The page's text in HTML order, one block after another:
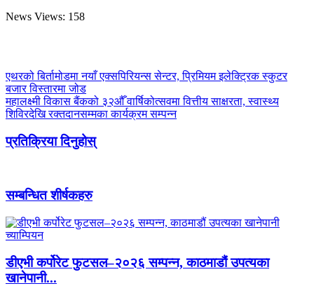
News Views: 158
एथरको बिर्तामोडमा नयाँ एक्सपिरियन्स सेन्टर, प्रिमियम इलेक्ट्रिक स्कुटर
बजार विस्तारमा जोड
महालक्ष्मी विकास बैंकको ३२औँ वार्षिकोत्सवमा वित्तीय साक्षरता, स्वास्थ्य
शिविरदेखि रक्तदानसम्मका कार्यक्रम सम्पन्न
प्रतिक्रिया दिनुहोस्
सम्बन्धित शीर्षकहरु
डीएभी कर्पोरेट फुटसल–२०२६ सम्पन्न, काठमाडौं उपत्यका
खानेपानी...